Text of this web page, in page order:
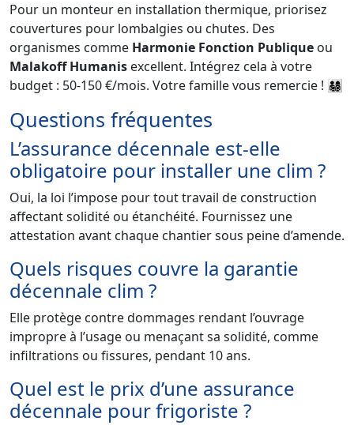
Pour un monteur en installation thermique, priorisez
couvertures pour lombalgies ou chutes. Des
organismes comme Harmonie Fonction Publique ou
Malakoff Humanis excellent. Intégrez cela à votre
budget : 50-150 €/mois. Votre famille vous remercie ! 👨‍👩‍👧‍👦
Questions fréquentes
L’assurance décennale est-elle
obligatoire pour installer une clim ?
Oui, la loi l’impose pour tout travail de construction
affectant solidité ou étanchéité. Fournissez une
attestation avant chaque chantier sous peine d’amende.
Quels risques couvre la garantie
décennale clim ?
Elle protège contre dommages rendant l’ouvrage
impropre à l’usage ou menaçant sa solidité, comme
infiltrations ou fissures, pendant 10 ans.
Quel est le prix d’une assurance
décennale pour frigoriste ?